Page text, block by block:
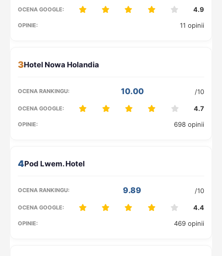
4.9
11 opinii
3
10.00 /10
4.7
698 opinii
4
9.89 /10
4.4
469 opinii